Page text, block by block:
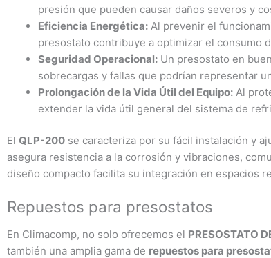
presión que pueden causar daños severos y
Eficiencia Energética: Al prevenir el
presostato contribuye a optimizar el consumo
Seguridad Operacional: Un presostato en
sobrecargas y fallas que podrían representar
Prolongación de la Vida Útil del Equipo: Al
extender la vida útil general del sistema de
El QLP-200 se caracteriza por su fácil instalación y
asegura resistencia a la corrosión y vibraciones,
diseño compacto facilita su integración en espacios
Repuestos para presostatos
En Climacomp, no solo ofrecemos el PRESOSTATO
también una amplia gama de repuestos para